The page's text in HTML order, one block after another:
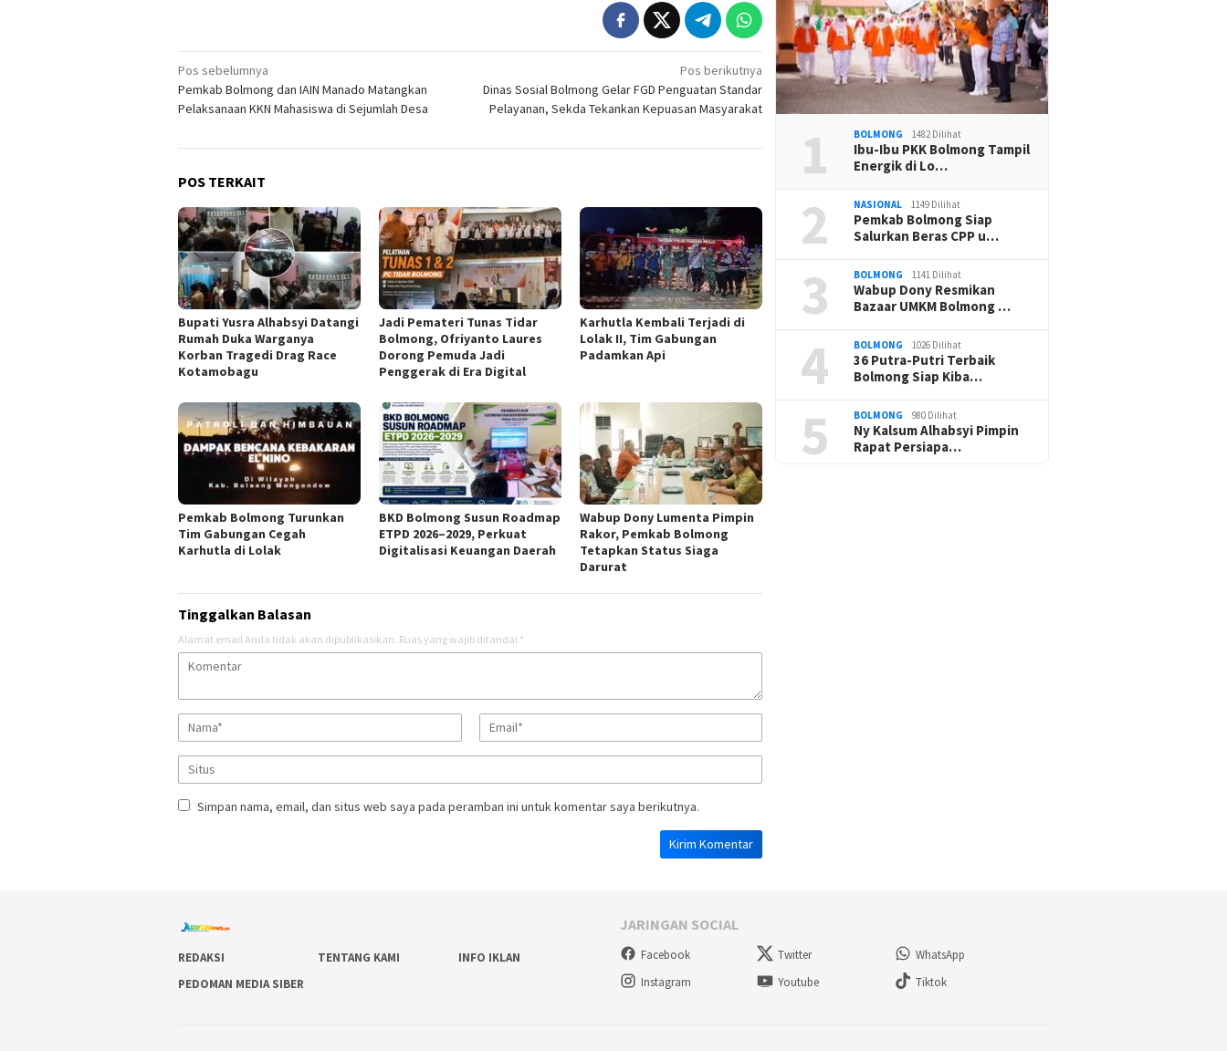
Navigasi
pos
Pos sebelumnya
Pemkab Bolmong dan IAIN Manado Matangkan
Pelaksanaan KKN Mahasiswa di Sejumlah Desa
Pos berikutnya
Dinas Sosial Bolmong Gelar FGD Penguatan Standar
Pelayanan, Sekda Tekankan Kepuasan Masyarakat
POS TERKAIT
Bupati Yusra Alhabsyi Datangi
Rumah Duka Warganya
Korban Tragedi Drag Race
Kotamobagu
Jadi Pemateri Tunas Tidar
Bolmong, Ofriyanto Laures
Dorong Pemuda Jadi
Penggerak di Era Digital
Karhutla Kembali Terjadi di
Lolak II, Tim Gabungan
Padamkan Api
Pemkab Bolmong Turunkan
Tim Gabungan Cegah
Karhutla di Lolak
BKD Bolmong Susun Roadmap
ETPD 2026–2029, Perkuat
Digitalisasi Keuangan Daerah
Wabup Dony Lumenta Pimpin
Rakor, Pemkab Bolmong
Tetapkan Status Siaga
Darurat
Tinggalkan Balasan
Alamat email Anda tidak akan dipublikasikan. Ruas yang wajib ditandai *
Simpan nama, email, dan situs web saya pada peramban ini untuk komentar saya berikutnya.
1 BOLMONG 1482 Dilihat
Ibu-Ibu PKK Bolmong Tampil
Energik di Lo…
2 NASIONAL 1149 Dilihat
Pemkab Bolmong Siap
Salurkan Beras CPP u…
3 BOLMONG 1141 Dilihat
Wabup Dony Resmikan
Bazaar UMKM Bolmong …
4 BOLMONG 1026 Dilihat
36 Putra-Putri Terbaik
Bolmong Siap Kiba…
5 BOLMONG 980 Dilihat
Ny Kalsum Alhabsyi Pimpin
Rapat Persiapa…
REDAKSI TENTANG KAMI
INFO IKLAN
PEDOMAN MEDIA SIBER
JARINGAN SOCIAL
Facebook Twitter
WhatsApp
Instagram
Youtube Tiktok